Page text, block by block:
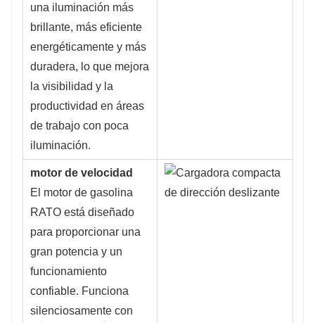
una iluminación más
brillante, más eficiente
energéticamente y más
duradera, lo que mejora
la visibilidad y la
productividad en áreas
de trabajo con poca
iluminación.
motor de velocidad
El motor de gasolina
RATO está diseñado
para proporcionar una
gran potencia y un
funcionamiento
confiable. Funciona
silenciosamente con